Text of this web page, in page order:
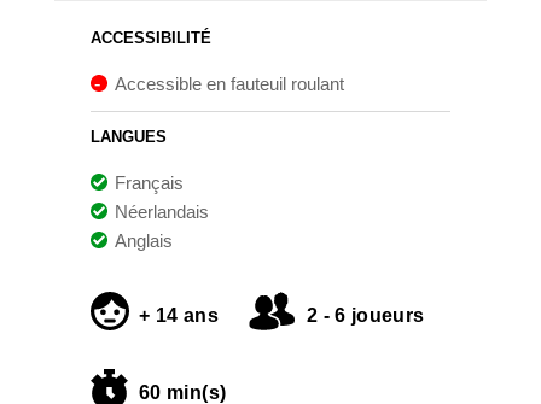
ACCESSIBILITÉ
Accessible en fauteuil roulant
LANGUES
Français
Néerlandais
Anglais
+ 14 ans 2 - 6 joueurs
60 min(s)